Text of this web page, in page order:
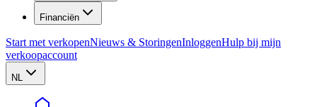
Financiën
Start met verkopenNieuws & StoringenInloggenHulp bij mijn
verkoopaccount
NL